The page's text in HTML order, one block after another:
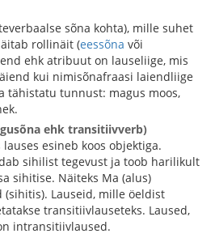
sõna kohta), mille suhet
rollinäit (eessõna või
ehk atribuut on lauseliige, mis
kui nimisõnafraasi laiendliige
tähistatu tunnust: magus moos,
ehk transitiivverb)
lauses esineb koos objektiga.
sihilist tegevust ja toob harilikult
sihitise. Näiteks Ma (alus)
(sihitis). Lauseid, mille öeldist
transitiivlauseteks. Laused,
intransitiivlaused.